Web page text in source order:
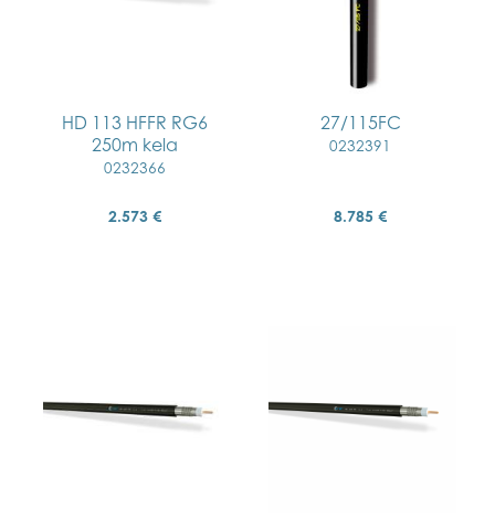
HD 113 HFFR RG6
250m kela
0232366
2.573 €
27/115FC
0232391
8.785 €